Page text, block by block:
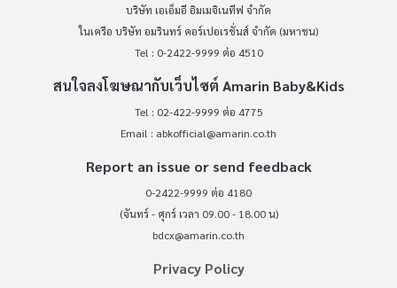
บริษัท เอเอ็มอี อิมเมจิเนทีฟ จำกัด
ในเครือ บริษัท อมรินทร์ คอร์เปอเรชั่นส์ จำกัด (มหาชน)
Tel : 0-2422-9999 ต่อ 4510
สนใจลงโฆษณากับเว็บไซต์ Amarin Baby&Kids
Tel : 02-422-9999 ต่อ 4775
Email : abkofficial@amarin.co.th
Report an issue or send feedback
0-2422-9999 ต่อ 4180
(จันทร์ - ศุกร์ เวลา 09.00 - 18.00 น)
bdcx@amarin.co.th
Privacy Policy